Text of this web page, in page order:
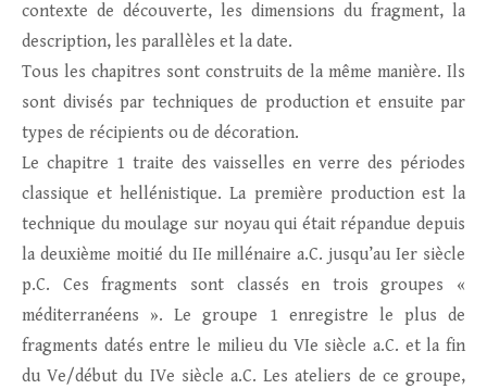
contexte de découverte, les dimensions du fragment, la
description, les parallèles et la date.
Tous les chapitres sont construits de la même manière. Ils
sont divisés par techniques de production et ensuite par
types de récipients ou de décoration.
Le chapitre 1 traite des vaisselles en verre des périodes
classique et hellénistique. La première production est la
technique du moulage sur noyau qui était répandue depuis
la deuxième moitié du IIe millénaire a.C. jusqu’au Ier siècle
p.C. Ces fragments sont classés en trois groupes «
méditerranéens ». Le groupe 1 enregistre le plus de
fragments datés entre le milieu du VIe siècle a.C. et la fin
du Ve/début du IVe siècle a.C. Les ateliers de ce groupe,